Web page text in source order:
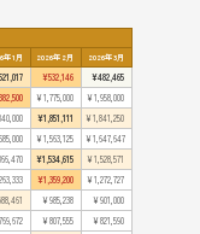
年1月 2026年2月
2026年3月
¥532,146
¥482,465
¥1,775,000
¥1,958,000
¥1,851,111
¥1,841,250
¥1,563,125
¥1,647,647
¥1,534,615
¥1,528,571
¥1,359,200
¥1,272,727
¥985,238
¥901,000
¥807,555
¥821,590